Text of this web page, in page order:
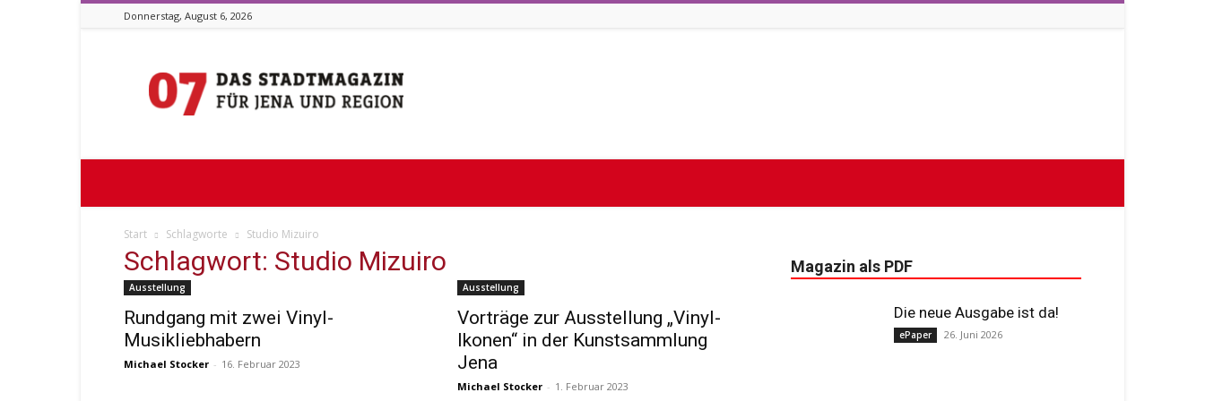
Donnerstag, August 6, 2026
07
Start Schlagworte Studio Mizuiro
Schlagwort: Studio Mizuiro
Ausstellung
Rundgang mit zwei Vinyl-
Musikliebhabern
Michael Stocker - 16. Februar 2023
Ausstellung
Vorträge zur Ausstellung „Vinyl-
Ikonen“ in der Kunstsammlung
Jena
Michael Stocker - 1. Februar 2023
Magazin als PDF
Die neue Ausgabe ist da!
ePaper 26. Juni 2026